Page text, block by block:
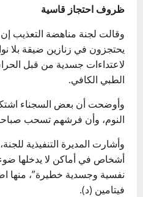
ظروف احتجاز قاسية
وقالت لجنة مناهضة التعذيب
يحتجزون في زنازين ضيقة بلا
لاعتداءات جسدية من قبل
الطبي الكافي.
وأوضحت أن بعض السجناء
النوم، وأن فرشهم تسحب صباحا
وأشارت المديرة التنفيذية
أشخاص في أماكن لا يدخلها ضوء
نفسية وجسدية خطيرة”، منها
فيتامين (د).